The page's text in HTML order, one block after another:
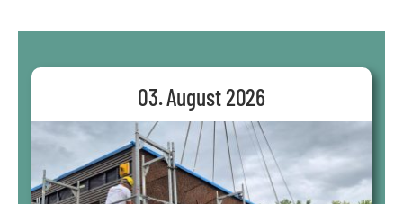
03. August 2026